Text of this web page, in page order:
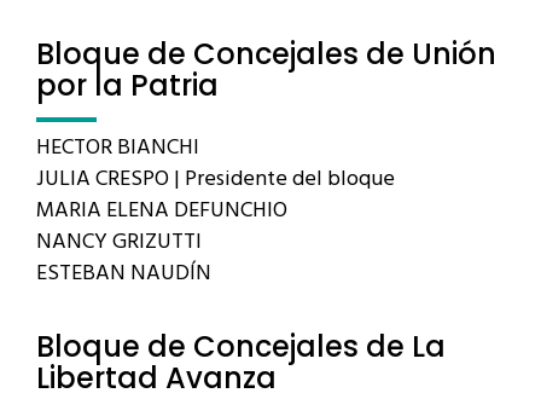
Bloque de Concejales de Unión
por la Patria
HECTOR BIANCHI
JULIA CRESPO | Presidente del bloque
MARIA ELENA DEFUNCHIO
NANCY GRIZUTTI
ESTEBAN NAUDÍN
Bloque de Concejales de La
Libertad Avanza